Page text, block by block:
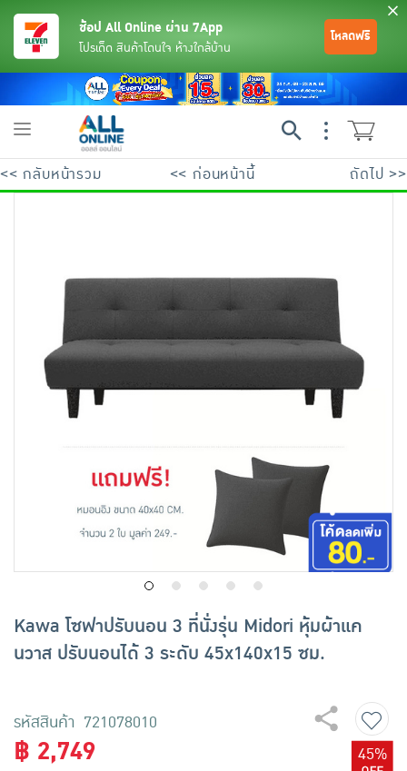
ย้อนกลับ
เครื่องดื่มและผงชงดื่ม
อาหารสด ผัก ผลไม้และเบเกอรี่
ย้อนกลับ
ย้อนกลับ
ย้อนกลับ
ย้อนกลับ
ย้อนกลับ
ย้อนกลับ
ย้อนกลับ
ย้อนกลับ
ย้อนกลับ
พระเครื่อง test pop
ย้อนกลับ
ช้อป All Online ผ่าน 7App
โปรเด็ด สินค้าโดนใจ ห้างใกล้บ้าน
โหลดฟรี
Toggle
<< กลับหน้ารวม << ก่อนหน้านี้ ถัดไป >>
Kawa โซฟาปรับนอน 3 ที่นั่งรุ่น Midori หุ้มผ้าแค
นวาส ปรับนอนได้ 3 ระดับ 45x140x15 ซม.
รหัสสินค้า 721078010
฿ 2,749
45%